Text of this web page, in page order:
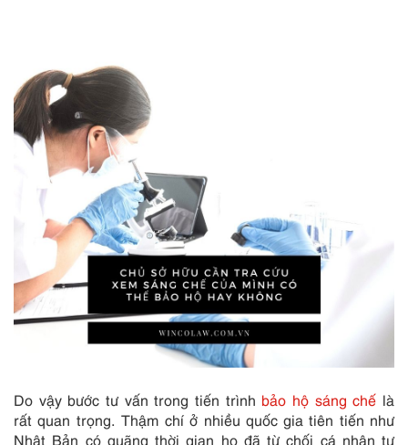
Do vậy bước tư vấn trong tiến trình bảo hộ sáng chế là
rất quan trọng. Thậm chí ở nhiều quốc gia tiên tiến như
Nhật Bản có quãng thời gian họ đã từ chối cá nhân tự